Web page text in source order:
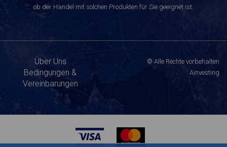
ob der Handel mit solchen Produkten für Sie geeignet ist.
Über Uns
Bedingungen &
Vereinbarungen
© Alle Rechte vorbehalten
Ainvesting